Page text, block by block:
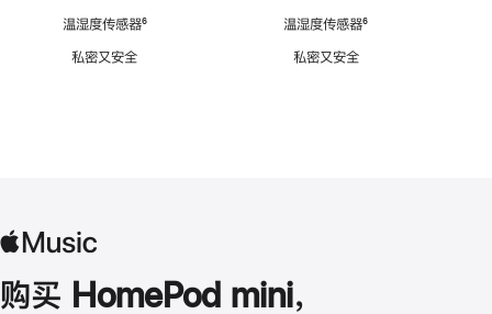
温湿度传感器脚
⁶
私密又安全
温湿度传感器脚
⁶
私密又安全
购买 HomePod mini，